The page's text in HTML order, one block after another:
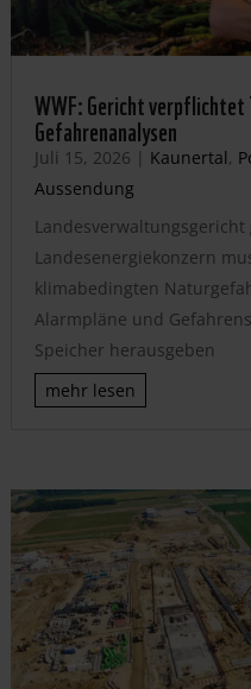
WWF: Gericht verpflichtet
Gefahrenanalysen
Juli 15, 2026 | Kaunertal,
Aussendung
Landesverwaltungsgericht
Landesenergiekonzern
klimabedingten
Alarmpläne und
Speicher herausgeben
mehr lesen